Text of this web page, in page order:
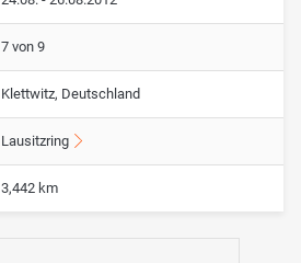
7 von 9
Klettwitz, Deutschland
Lausitzring
3,442 km